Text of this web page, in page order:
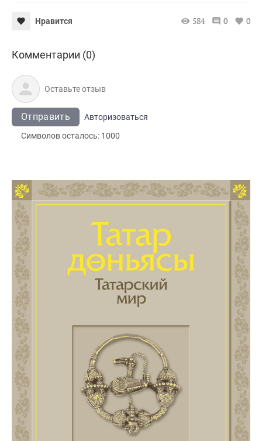
Нравится 584 0 0
Комментарии (0)
Отправить
Авторизоваться
Символов осталось: 1000